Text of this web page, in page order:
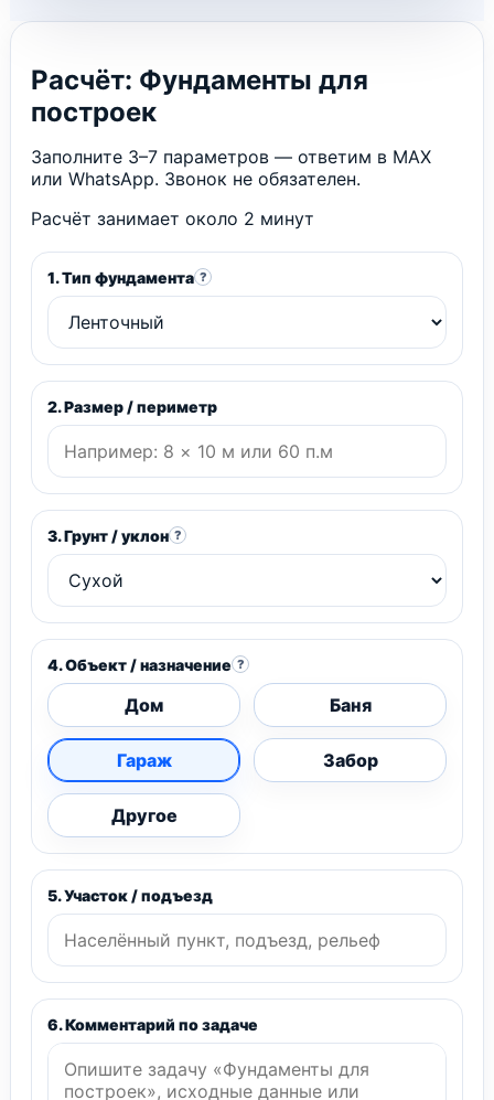
Расчёт: Фундаменты для
построек
Заполните 3–7 параметров — ответим в MAX
или WhatsApp. Звонок не обязателен.
Расчёт занимает около 2 минут
1. Тип фундамента ?
2. Размер / периметр
3. Грунт / уклон ?
4. Объект / назначение ?
Дом Баня
Гараж Забор
Другое
5. Участок / подъезд
6. Комментарий по задаче